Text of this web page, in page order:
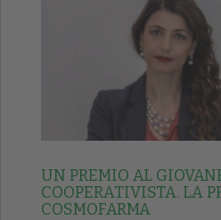
UN PREMIO AL
COOPERATIVISTA. LA
COSMOFARMA